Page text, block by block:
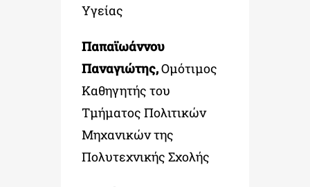
Υγείας
Παπαϊωάννου
Παναγιώτης,Ομότιμος
Καθηγητής του
Τμήματος Πολιτικών
Μηχανικών της
Πολυτεχνικής Σχολής